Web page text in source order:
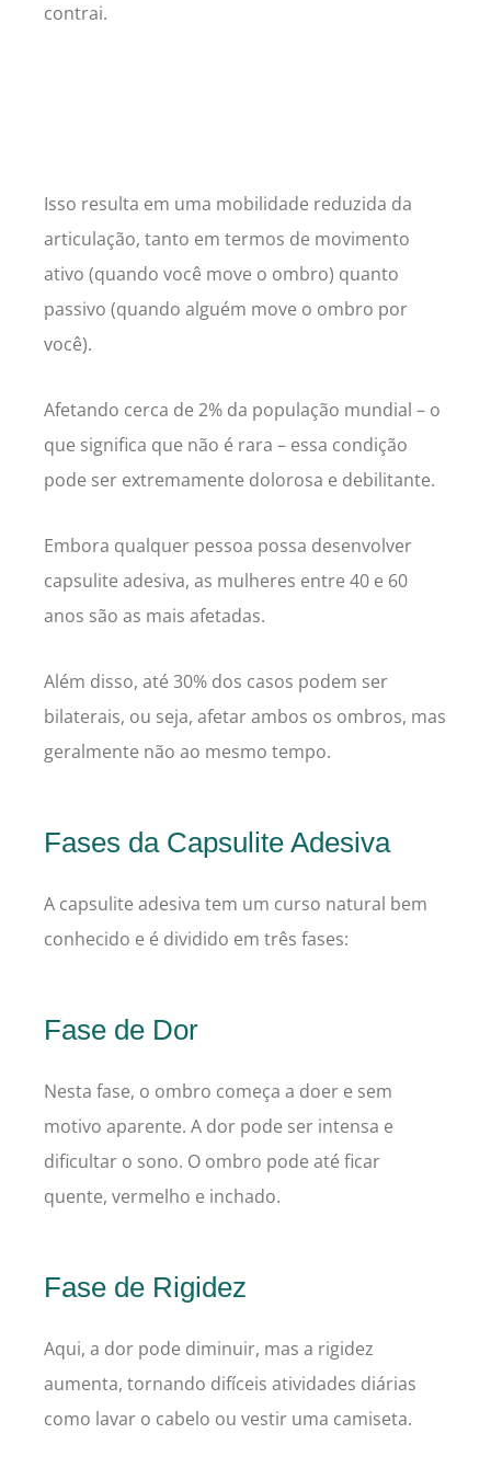
contrai.
Isso resulta em uma mobilidade reduzida da
articulação, tanto em termos de movimento
ativo (quando você move o ombro) quanto
passivo (quando alguém move o ombro por
você).
Afetando cerca de 2% da população mundial – o
que significa que não é rara – essa condição
pode ser extremamente dolorosa e debilitante.
Embora qualquer pessoa possa desenvolver
capsulite adesiva, as mulheres entre 40 e 60
anos são as mais afetadas.
Além disso, até 30% dos casos podem ser
bilaterais, ou seja, afetar ambos os ombros, mas
geralmente não ao mesmo tempo.
Fases da Capsulite Adesiva
A capsulite adesiva tem um curso natural bem
conhecido e é dividido em três fases:
Fase de Dor
Nesta fase, o ombro começa a doer e sem
motivo aparente. A dor pode ser intensa e
dificultar o sono. O ombro pode até ficar
quente, vermelho e inchado.
Fase de Rigidez
Aqui, a dor pode diminuir, mas a rigidez
aumenta, tornando difíceis atividades diárias
como lavar o cabelo ou vestir uma camiseta.